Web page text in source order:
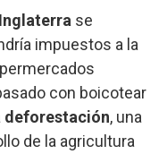
Inglaterra se
impuestos a la
con boicotear
deforestación, una
de la agricultura